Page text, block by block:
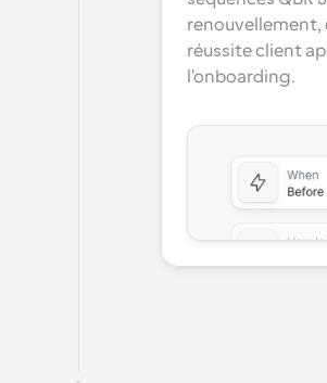
renouvellement,
réussite client
l'onboarding.